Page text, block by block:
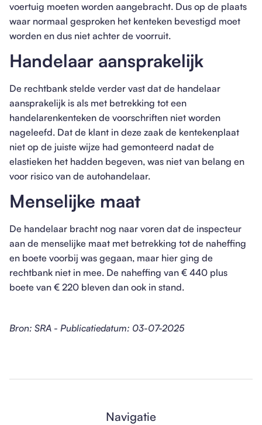
voertuig moeten worden aangebracht. Dus op de plaats
waar normaal gesproken het kenteken bevestigd moet
worden en dus niet achter de voorruit.
Handelaar aansprakelijk
De rechtbank stelde verder vast dat de handelaar
aansprakelijk is als met betrekking tot een
handelarenkenteken de voorschriften niet worden
nageleefd. Dat de klant in deze zaak de kentekenplaat
niet op de juiste wijze had gemonteerd nadat de
elastieken het hadden begeven, was niet van belang en
voor risico van de autohandelaar.
Menselijke maat
De handelaar bracht nog naar voren dat de inspecteur
aan de menselijke maat met betrekking tot de naheffing
en boete voorbij was gegaan, maar hier ging de
rechtbank niet in mee. De naheffing van € 440 plus
boete van € 220 bleven dan ook in stand.
Bron: SRA - Publicatiedatum: 03-07-2025
Navigatie